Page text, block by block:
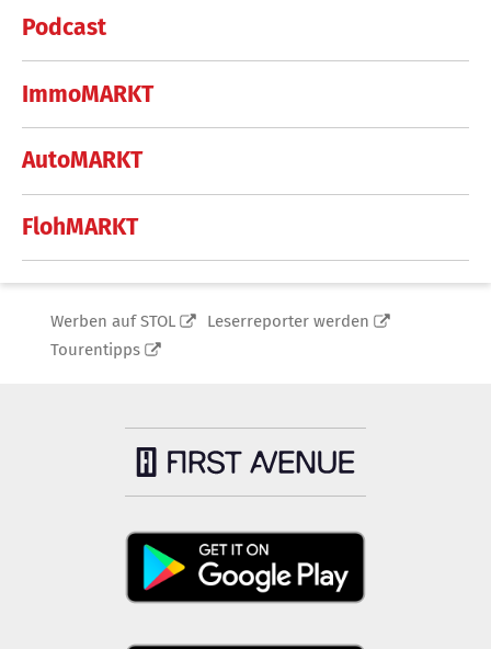
Podcast
ImmoMARKT
AutoMARKT
FlohMARKT
Werben auf STOL
Leserreporter werden
Tourentipps